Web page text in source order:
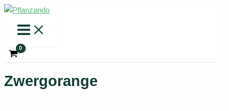
Zum
springen
Zwergorange